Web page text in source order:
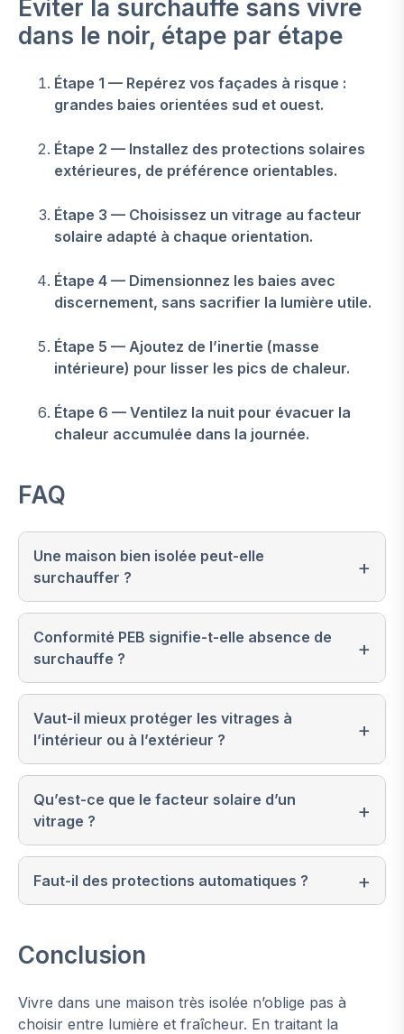
Éviter la surchauffe sans vivre
dans le noir, étape par étape
Étape 1 — Repérez vos façades à risque :
grandes baies orientées sud et ouest.
Étape 2 — Installez des protections solaires
extérieures, de préférence orientables.
Étape 3 — Choisissez un vitrage au facteur
solaire adapté à chaque orientation.
Étape 4 — Dimensionnez les baies avec
discernement, sans sacrifier la lumière utile.
Étape 5 — Ajoutez de l’inertie (masse
intérieure) pour lisser les pics de chaleur.
Étape 6 — Ventilez la nuit pour évacuer la
chaleur accumulée dans la journée.
FAQ
Une maison bien isolée peut-elle
surchauffer ?
Conformité PEB signifie-t-elle absence de
surchauffe ?
Vaut-il mieux protéger les vitrages à
l’intérieur ou à l’extérieur ?
Qu’est-ce que le facteur solaire d’un
vitrage ?
Faut-il des protections automatiques ?
Conclusion
Vivre dans une maison très isolée n’oblige pas à
choisir entre lumière et fraîcheur. En traitant la